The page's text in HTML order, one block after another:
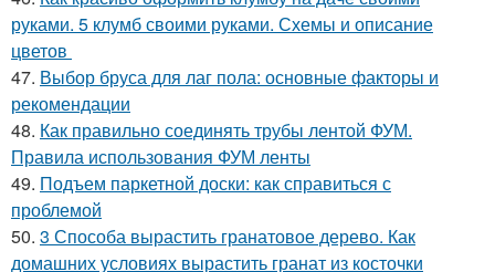
руками. 5 клумб своими руками. Схемы и описание
цветов
47. Выбор бруса для лаг пола: основные факторы и
рекомендации
48. Как правильно соединять трубы лентой ФУМ.
Правила использования ФУМ ленты
49. Подъем паркетной доски: как справиться с
проблемой
50. 3 Способа вырастить гранатовое дерево. Как
домашних условиях вырастить гранат из косточки